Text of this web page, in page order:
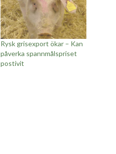
Rysk grisexport ökar – Kan
påverka spannmålspriset
postivit